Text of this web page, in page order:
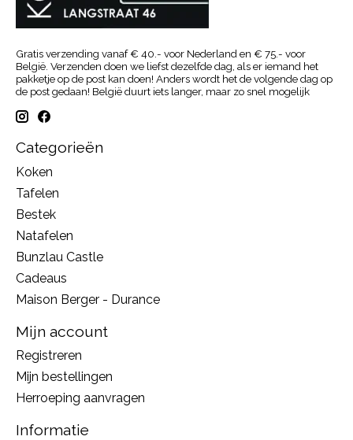
Gratis verzending vanaf € 40.- voor Nederland en € 75.- voor
België. Verzenden doen we liefst dezelfde dag, als er iemand het
pakketje op de post kan doen! Anders wordt het de volgende dag op
de post gedaan! België duurt iets langer, maar zo snel mogelijk
Categorieën
Koken
Tafelen
Bestek
Natafelen
Bunzlau Castle
Cadeaus
Maison Berger - Durance
Mijn account
Registreren
Mijn bestellingen
Herroeping aanvragen
Informatie